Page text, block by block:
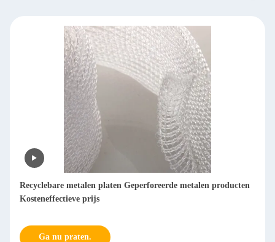
Uitstekende oplosmiddelcompatibiliteit Gebreid gaas Lage
ionenuitlogingssnelheid
Ga nu praten.